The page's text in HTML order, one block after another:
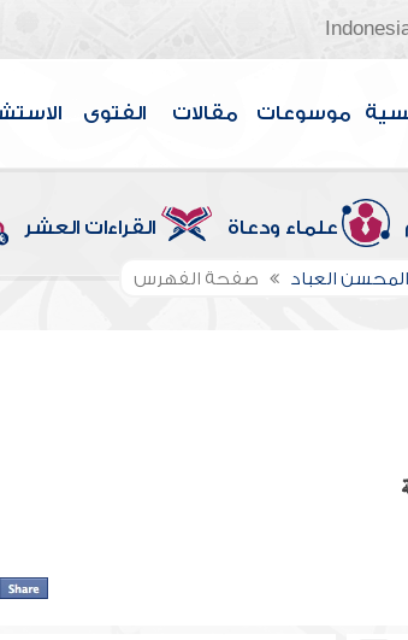
موسوعات مقالات الفتوى
علماء ودعاة القراءات العشر
العباد صفحة الفهرس